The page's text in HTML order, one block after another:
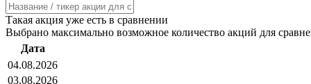
Такая акция уже есть в сравнении
Выбрано максимально возможное количество акций для
Дата
04.08.2026
03.08.2026